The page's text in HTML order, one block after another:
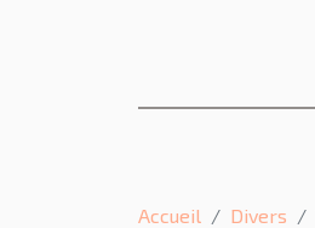
Accueil Divers